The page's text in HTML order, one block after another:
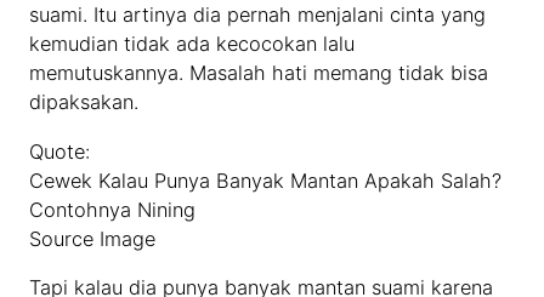
suami. Itu artinya dia pernah menjalani cinta yang
kemudian tidak ada kecocokan lalu
memutuskannya. Masalah hati memang tidak bisa
dipaksakan.
Quote:
Cewek Kalau Punya Banyak Mantan Apakah Salah?
Contohnya Nining
Source Image
Tapi kalau dia punya banyak mantan suami karena